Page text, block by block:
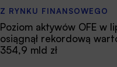
Z RYNKU FINANSOWEGO
Poziom aktywów OFE w
osiągnął rekordową
354,9 mld zł